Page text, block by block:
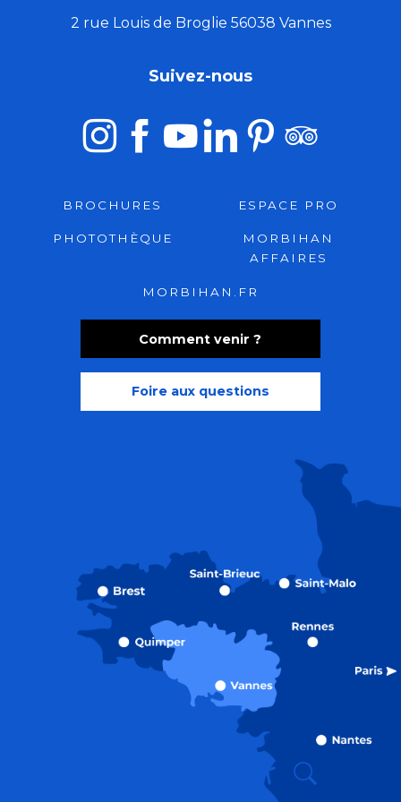
2 rue Louis de Broglie 56038 Vannes
Comment venir ?
Foire aux questions
Suivez-nous
BROCHURES ESPACE PRO
PHOTOTHÈQUE
MORBIHAN
AFFAIRES
MORBIHAN.FR